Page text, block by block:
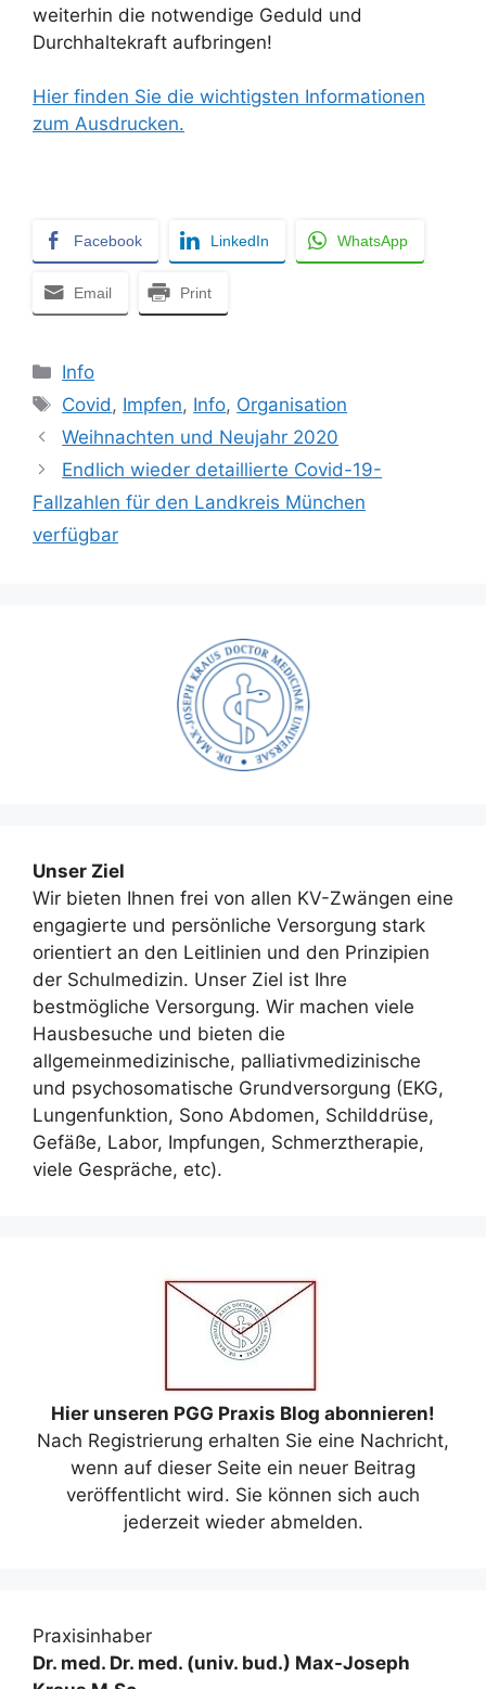
weiterhin die notwendige Geduld und
Durchhaltekraft aufbringen!
Hier finden Sie die wichtigsten Informationen
zum Ausdrucken.
Facebook LinkedIn WhatsApp
Email Print
Kategorien
Info
Schlagwörter
Covid, Impfen, Info, Organisation
Weihnachten und Neujahr 2020
Endlich wieder detaillierte Covid-19-
Fallzahlen für den Landkreis München
verfügbar
Unser Ziel
Wir bieten Ihnen frei von allen KV-Zwängen eine
engagierte und persönliche Versorgung stark
orientiert an den Leitlinien und den Prinzipien
der Schulmedizin. Unser Ziel ist Ihre
bestmögliche Versorgung. Wir machen viele
Hausbesuche und bieten die
allgemeinmedizinische, palliativmedizinische
und psychosomatische Grundversorgung (EKG,
Lungenfunktion, Sono Abdomen, Schilddrüse,
Gefäße, Labor, Impfungen, Schmerztherapie,
viele Gespräche, etc).
Hier unseren PGG Praxis Blog abonnieren!
Nach Registrierung erhalten Sie eine Nachricht,
wenn auf dieser Seite ein neuer Beitrag
veröffentlicht wird. Sie können sich auch
jederzeit wieder abmelden.
Praxisinhaber
Dr. med. Dr. med. (univ. bud.) Max-Joseph